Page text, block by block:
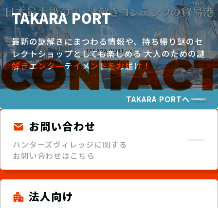
TAKARA PORT
最新の謎解きにまつわる情報や、持ち帰り謎のセ
レクトショップとしても楽しめる大人のための謎
解きエンターテイメントをお届け！
TAKARA PORTへ
お問い合わせ
ハンターズヴィレッジに関する
お問い合わせはこちら
法人向け